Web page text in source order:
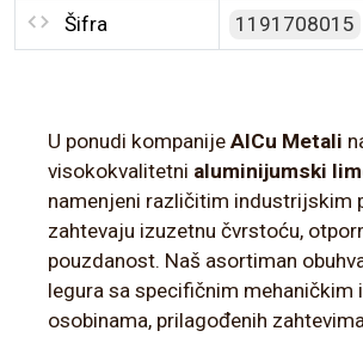
Šifra 1191708015
U ponudi kompanije AlCu Metali
visokokvalitetni aluminijumski
namenjeni različitim industrijskim
zahtevaju izuzetnu čvrstoću,
pouzdanost. Naš asortiman
legura sa specifičnim mehaničkim
osobinama, prilagođenih